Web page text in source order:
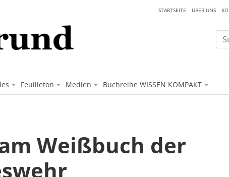
Feuilleton Medien Buchreihe WISSEN KOMPAKT
STARTSEITE ÜBER UNS
Weißbuch der